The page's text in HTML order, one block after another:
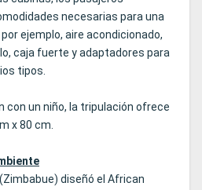
necesarias para una
ejemplo, aire acondicionado,
caja fuerte y adaptadores para
tipos.
con un niño, la tripulación ofrece
x 80 cm.
diseñó el African